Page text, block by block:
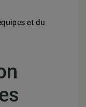
et du